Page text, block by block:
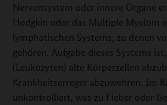
Nervensystem oder innere Organe
Hodgkin oder das Multiple Myelom
lymphatischen Systems, zu denen
gehören. Aufgabe dieses Systems
(Leukozyten) alte Körperzellen
Krankheitserreger abzuwehren. Im
unkontrolliert, was zu Fieber oder